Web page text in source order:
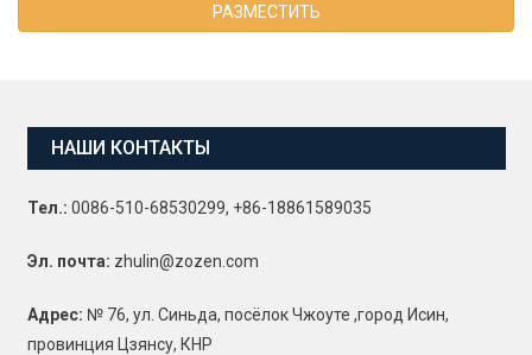
РАЗМЕСТИТЬ
НАШИ КОНТАКТЫ
Тел.: 0086-510-68530299, +86-18861589035
Эл. почта: zhulin@zozen.com
Адрес: № 76, ул. Синьда, посёлок Чжоуте ,город Исин,
провинция Цзянсу, КНР